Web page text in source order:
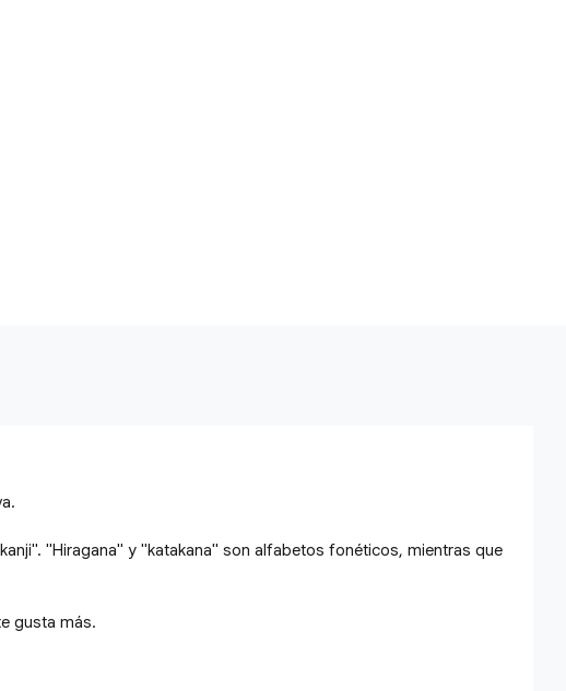
"Hiragana" y "katakana" son alfabetos fonéticos, mientras que
gusta más.